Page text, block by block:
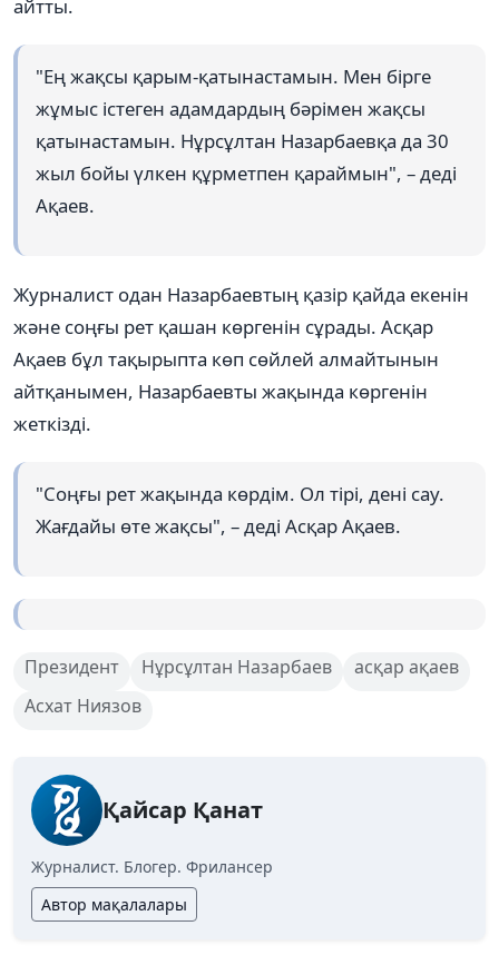
айтты.
"Ең жақсы қарым-қатынастамын. Мен бірге
жұмыс істеген адамдардың бәрімен жақсы
қатынастамын. Нұрсұлтан Назарбаевқа да 30
жыл бойы үлкен құрметпен қараймын", – деді
Ақаев.
Журналист одан Назарбаевтың қазір қайда екенін
және соңғы рет қашан көргенін сұрады. Асқар
Ақаев бұл тақырыпта көп сөйлей алмайтынын
айтқанымен, Назарбаевты жақында көргенін
жеткізді.
"Соңғы рет жақында көрдім. Ол тірі, дені сау.
Жағдайы өте жақсы", – деді Асқар Ақаев.
Президент Нұрсұлтан Назарбаев
асқар ақаев
Асхат Ниязов
Қайсар Қанат
Журналист. Блогер. Фрилансер
Автор мақалалары